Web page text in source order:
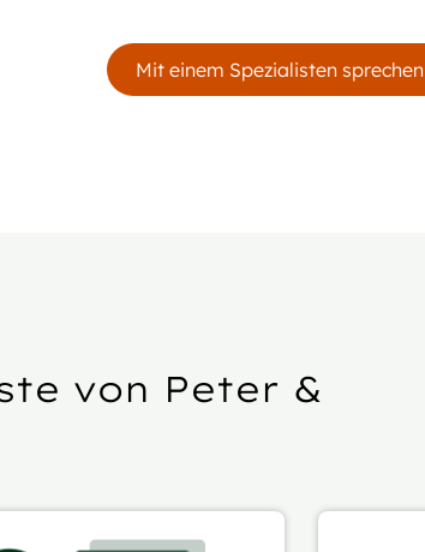
Mit einem Spezialisten sprechen
von Peter &